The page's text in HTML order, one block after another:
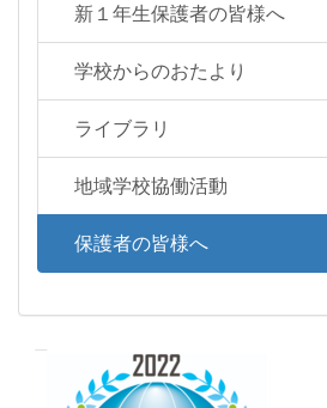
新１年生保護者の皆様へ
学校からのおたより
ライブラリ
地域学校協働活動
保護者の皆様へ